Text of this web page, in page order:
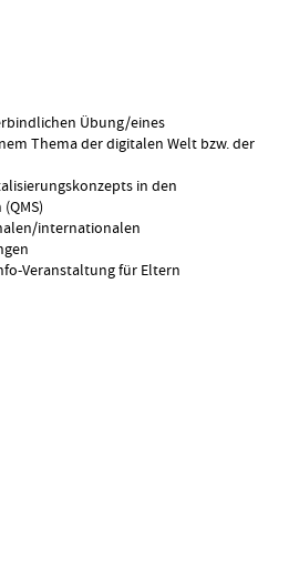
Übung/eines
Thema der digitalen Welt bzw. der
in den
internationalen
Veranstaltung für Eltern